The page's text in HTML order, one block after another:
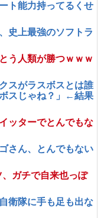
ト能力持ってるくせ
史上最強のソフトラ
う人類が勝つｗｗｗ
スがラスボスとは誰
スじゃね？」←結果
ッターでとんでもな
さん、とんでもない
、ガチで自来也っぽ
衛隊に手も足も出な